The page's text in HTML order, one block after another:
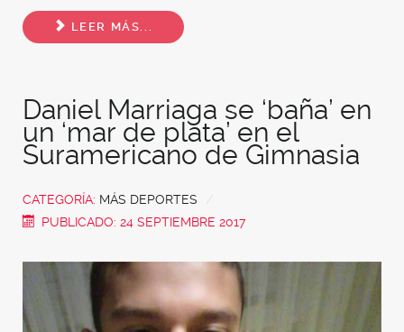
Share
LEER MÁS...
Daniel Marriaga se ‘baña’ en
un ‘mar de plata’ en el
Suramericano de Gimnasia
CATEGORÍA: MÁS DEPORTES
PUBLICADO: 24 SEPTIEMBRE 2017